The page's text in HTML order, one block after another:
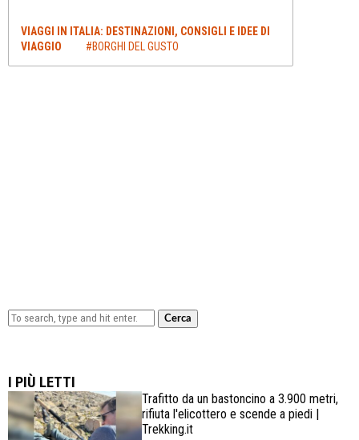
VIAGGI IN ITALIA: DESTINAZIONI, CONSIGLI E IDEE DI
VIAGGIO
#BORGHI DEL GUSTO
Cerca
I PIÙ LETTI
Trafitto da un bastoncino a 3.900 metri,
rifiuta l'elicottero e scende a piedi |
Trekking.it